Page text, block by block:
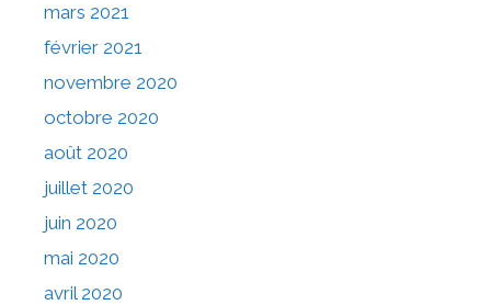
mars 2021
février 2021
novembre 2020
octobre 2020
août 2020
juillet 2020
juin 2020
mai 2020
avril 2020